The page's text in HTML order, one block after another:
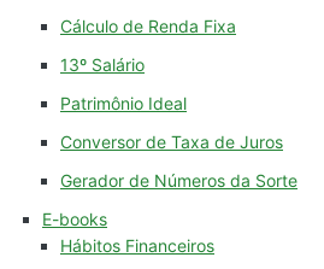
Cálculo de Renda Fixa
13º Salário
Patrimônio Ideal
Conversor de Taxa de Juros
Gerador de Números da Sorte
E-books
Hábitos Financeiros